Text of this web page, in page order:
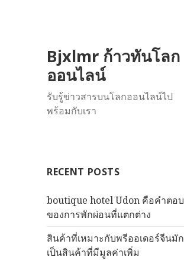
Bjxlmr ก้าวทันโลก
ออนไลน์
รับรู้ข่าวสารบนโลกออนไลน์ไป
พร้อมกับเรา
RECENT POSTS
boutique hotel Udon คือคำตอบ
ของการพักผ่อนที่แตกต่าง
สินค้าที่เหมาะกับพรีออเดอร์จีนมัก
เป็นสินค้าที่มีมูลค่าเพิ่ม